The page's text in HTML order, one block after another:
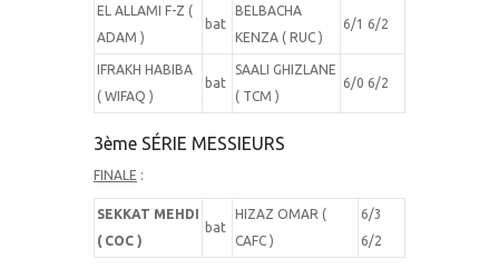
EL ALLAMI F-Z (
ADAM )
bat
BELBACHA
KENZA ( RUC )
6/1 6/2
IFRAKH HABIBA
( WIFAQ )
bat
SAALI GHIZLANE
( TCM )
6/0 6/2
3ème SÉRIE MESSIEURS
FINALE :
SEKKAT MEHDI
( COC )
bat
HIZAZ OMAR (
CAFC )
6/3
6/2